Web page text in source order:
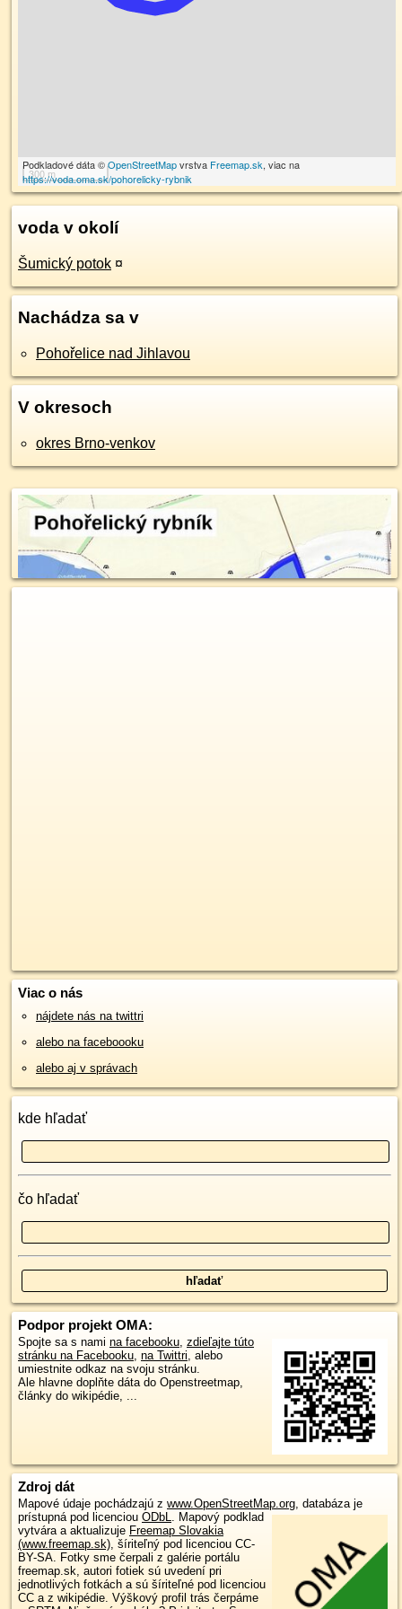
300 m
Podkladové dáta ©OpenStreetMapvrstva Freemap.sk, viac na
https://voda.oma.sk/pohorelicky-rybnik
voda v okolí
Šumický potok ¤
Nachádza sa v
Pohořelice nad Jihlavou
V okresoch
okres Brno-venkov
Viac o nás
nájdete nás na twittri
alebo na faceboooku
alebo aj v správach
kde hľadať
čo hľadať
Podpor projekt OMA:
Spojte sa s nami na facebooku, zdieľajte túto
stránku na Facebooku, na Twittri, alebo
umiestnite odkaz na svoju stránku.
Ale hlavne doplňte dáta do Openstreetmap,
články do wikipédie, ...
Zdroj dát
Mapové údaje pochádzajú z www.OpenStreetMap.org, databáza je
prístupná pod licenciou ODbL. Mapový podklad
vytvára a aktualizuje Freemap Slovakia
(www.freemap.sk), šíriteľný pod licenciou CC-
BY-SA. Fotky sme čerpali z galérie portálu
freemap.sk, autori fotiek sú uvedení pri
jednotlivých fotkách a sú šíriteľné pod licenciou
CC a z wikipédie. Výškový profil trás čerpáme